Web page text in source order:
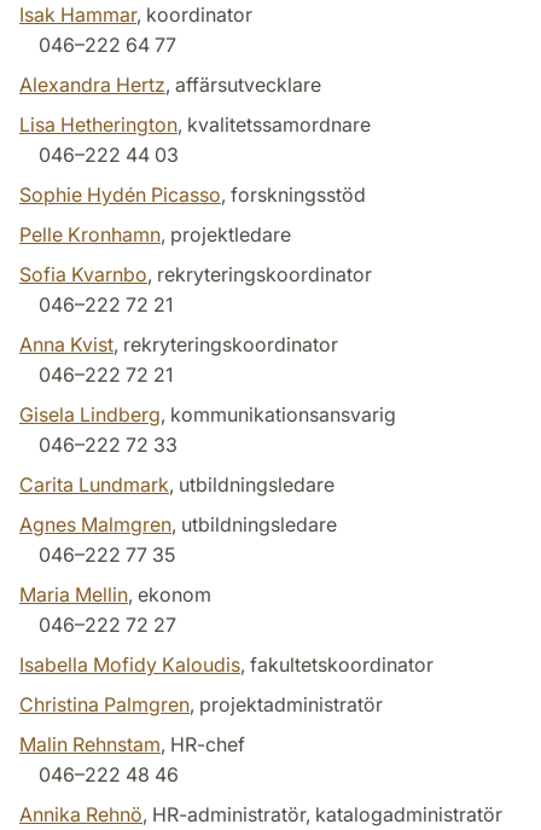
Isak Hammar, koordinator
046–222 64 77
Alexandra Hertz, affärsutvecklare
Lisa Hetherington, kvalitetssamordnare
046–222 44 03
Sophie Hydén Picasso, forskningsstöd
Pelle Kronhamn, projektledare
Sofia Kvarnbo, rekryteringskoordinator
046–222 72 21
Anna Kvist, rekryteringskoordinator
046–222 72 21
Gisela Lindberg, kommunikationsansvarig
046–222 72 33
Carita Lundmark, utbildningsledare
Agnes Malmgren, utbildningsledare
046–222 77 35
Maria Mellin, ekonom
046–222 72 27
Isabella Mofidy Kaloudis, fakultetskoordinator
Christina Palmgren, projektadministratör
Malin Rehnstam, HR-chef
046–222 48 46
Annika Rehnö, HR-administratör, katalogadministratör